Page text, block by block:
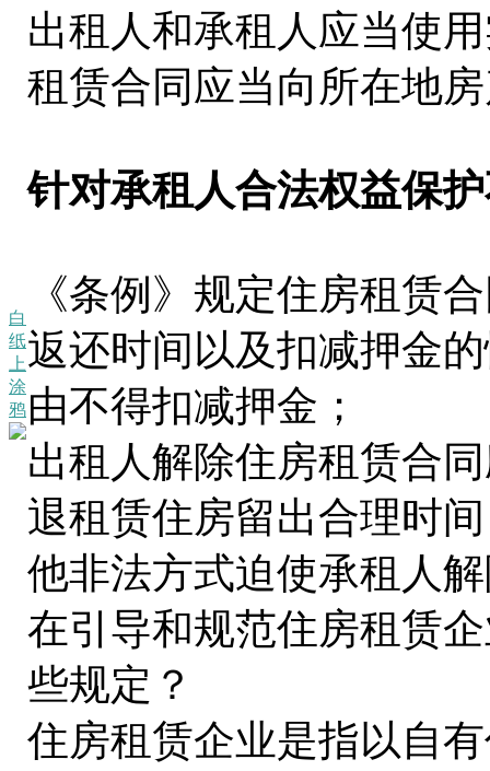
白
纸
上
涂
鸦
出租人和承租人应当使
租赁合同应当向所在地
针对承租人合法权益保
《条例》规定住房租赁
返还时间以及扣减押金
由不得扣减押金；
出租人解除住房租赁合
退租赁住房留出合理时
他非法方式迫使承租人
在引导和规范住房租赁
些规定？
住房租赁企业是指以自